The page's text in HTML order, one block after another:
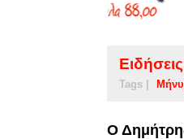
Ειδήσεις
Tags |
Ο